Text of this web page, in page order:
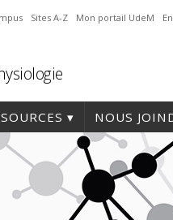
Sites A-Z Mon portail UdeM
NOUS